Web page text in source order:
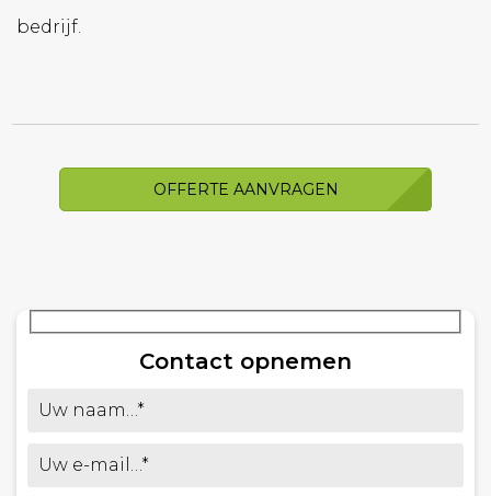
bedrijf.
OFFERTE AANVRAGEN
Contact opnemen